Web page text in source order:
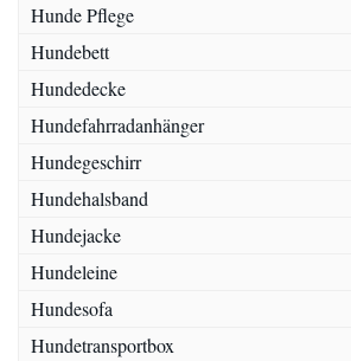
Hunde Pflege
Hundebett
Hundedecke
Hundefahrradanhänger
Hundegeschirr
Hundehalsband
Hundejacke
Hundeleine
Hundesofa
Hundetransportbox